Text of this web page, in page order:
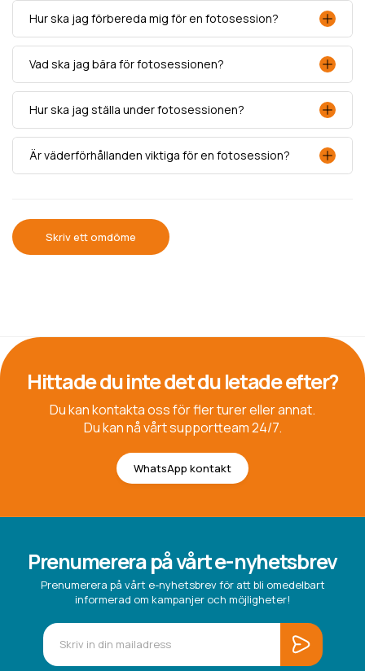
Hur ska jag förbereda mig för en fotosession?
Vad ska jag bära för fotosessionen?
Hur ska jag ställa under fotosessionen?
Är väderförhållanden viktiga för en fotosession?
Skriv ett omdöme
Hittade du inte det du letade efter?
Du kan kontakta oss för fler turer eller annat.
Du kan nå vårt supportteam 24/7.
WhatsApp kontakt
Prenumerera på vårt e-nyhetsbrev
Prenumerera på vårt e-nyhetsbrev för att bli omedelbart
informerad om kampanjer och möjligheter!